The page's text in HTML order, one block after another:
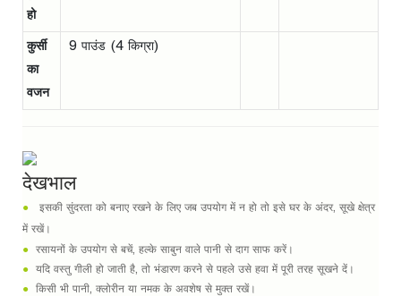
हो
कुर्सी
का
वजन
9 पाउंड (4 किग्रा)
देखभाल
●
इसकी सुंदरता को बनाए रखने के लिए जब उपयोग में न हो तो इसे घर के अंदर, सूखे क्षेत्र
में रखें।
● रसायनों के उपयोग से बचें, हल्के साबुन वाले पानी से दाग साफ करें।
● यदि वस्तु गीली हो जाती है, तो भंडारण करने से पहले उसे हवा में पूरी तरह सूखने दें।
● किसी भी पानी, क्लोरीन या नमक के अवशेष से मुक्त रखें।